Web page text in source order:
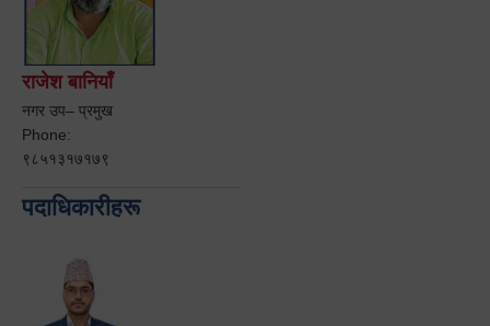
राजेश बानियाँ
नगर उप– प्रमुख
Phone:
९८५१३१७१७९
पदाधिकारीहरू